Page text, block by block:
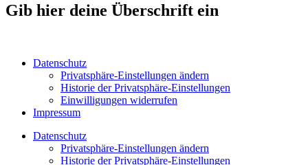
Gib hier deine Überschrift ein
Datenschutz
Privatsphäre-Einstellungen ändern
Historie der Privatsphäre-Einstellungen
Einwilligungen widerrufen
Impressum
Datenschutz
Privatsphäre-Einstellungen ändern
Historie der Privatsphäre-Einstellungen